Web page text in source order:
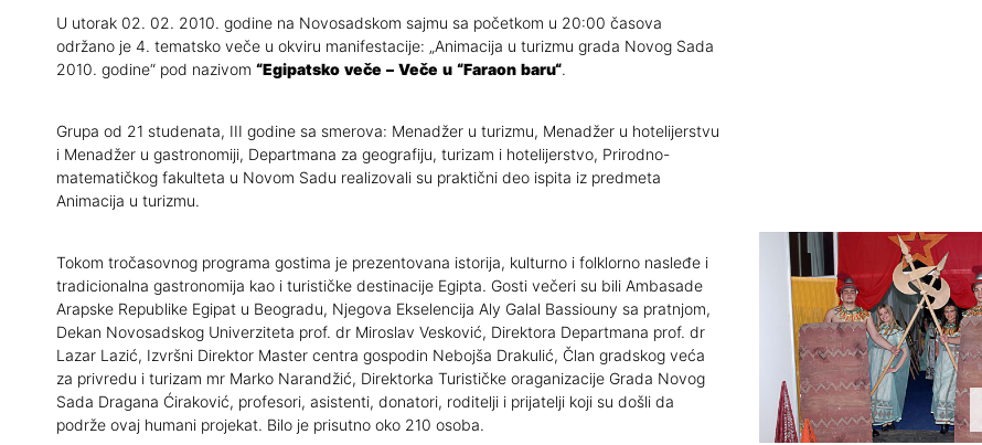
Kontakti profesora i asistenata
Katalog biblioteke
Erasmus razmene
Blog Geonatur
Akreditаcije studijskih
U utorak 02. 02. 2010. godine na Novosadskom sajmu sa početkom u 20:00 časova
održano je 4. tematsko veče u okviru manifestacije: „Animacija u turizmu grada Novog Sada
2010. godine“ pod nazivom “Egipatsko veče – Veče u “Faraon baru“.
Grupa od 21 studenata, III godine sa smerova: Menadžer u turizmu, Menadžer u hotelijerstvu
i Menadžer u gastronomiji, Departmana za geografiju, turizam i hotelijerstvo, Prirodno-
matematičkog fakulteta u Novom Sadu realizovali su praktični deo ispita iz predmeta
Animacija u turizmu.
Tokom tročasovnog programa gostima je prezentovana istorija, kulturno i folklorno nasleđe i
tradicionalna gastronomija kao i turističke destinacije Egipta. Gosti večeri su bili Ambasade
Arapske Republike Egipat u Beogradu, Njegova Ekselencija Aly Galal Bassiouny sa pratnjom,
Dekan Novosadskog Univerziteta prof. dr Miroslav Vesković, Direktora Departmana prof. dr
Lazar Lazić, Izvršni Direktor Master centra gospodin Nebojša Drakulić, Član gradskog veća
za privredu i turizam mr Marko Narandžić, Direktorka Turističke oraganizacije Grada Novog
Sada Dragana Ćiraković, profesori, asistenti, donatori, roditelji i prijatelji koji su došli da
podrže ovaj humani projekat. Bilo je prisutno oko 210 osoba.